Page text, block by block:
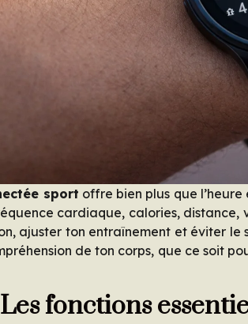
sport offre bien plus que
cardiaque, calories, distance,
ajuster ton entraînement et éviter
de ton corps, que ce soit
Les fonctions